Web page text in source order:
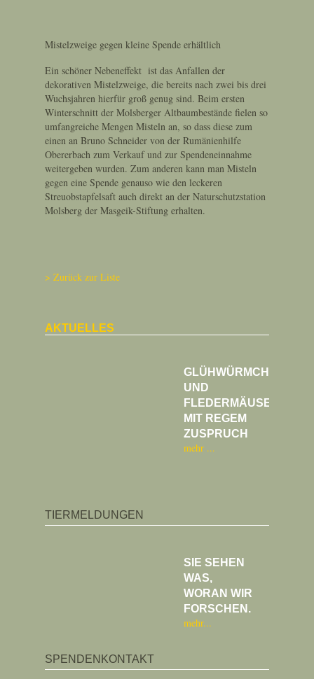
Mistelzweige gegen kleine Spende erhältlich
Ein schöner Nebeneffekt ist das Anfallen der
dekorativen Mistelzweige, die bereits nach zwei bis drei
Wuchsjahren hierfür groß genug sind. Beim ersten
Winterschnitt der Molsberger Altbaumbestände fielen so
umfangreiche Mengen Misteln an, so dass diese zum
einen an Bruno Schneider von der Rumänienhilfe
Obererbach zum Verkauf und zur Spendeneinnahme
weitergeben wurden. Zum anderen kann man Misteln
gegen eine Spende genauso wie den leckeren
Streuobstapfelsaft auch direkt an der Naturschutzstation
Molsberg der Masgeik-Stiftung erhalten.
Zurück zur Liste
AKTUELLES
GLÜHWÜRMCHEN
UND
FLEDERMÄUSE
MIT REGEM
ZUSPRUCH
mehr
TIERMELDUNGEN
SIE SEHEN
WAS,
WORAN WIR
FORSCHEN.
mehr
SPENDENKONTAKT